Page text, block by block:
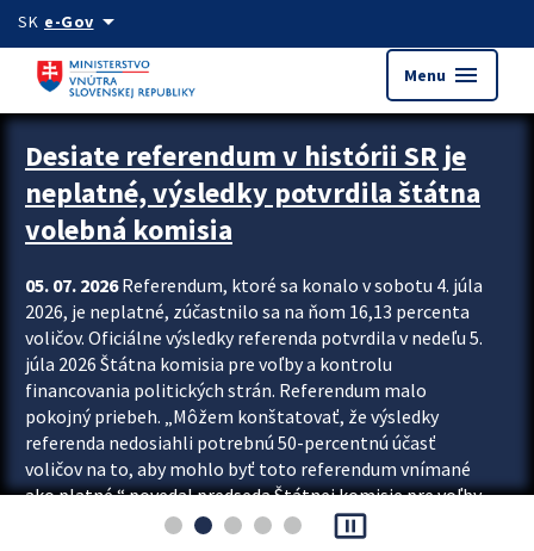
Preskocit na hlavný obsah
SK e-Govarrow_drop_down
Menu menu
Zastavit automatický posun upútavok
Desiate referendum v histórii SR je
neplatné, výsledky potvrdila štátna
volebná komisia
05. 07. 2026Referendum, ktoré sa konalo v sobotu 4. júla
2026, je neplatné, zúčastnilo sa na ňom 16,13 percenta
voličov. Oficiálne výsledky referenda potvrdila v nedeľu 5.
júla 2026 Štátna komisia pre voľby a kontrolu
financovania politických strán. Referendum malo
pokojný priebeh. „Môžem konštatovať, že výsledky
referenda nedosiahli potrebnú 50-percentnú účasť
voličov na to, aby mohlo byť toto referendum vnímané
ako platné,“ povedal predseda Štátnej komisie pre voľby
a kontrolu financovania politických...
pause_presentation